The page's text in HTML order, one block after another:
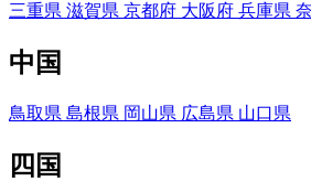
三重県 滋賀県 京都府 大阪府 兵庫県
中国
鳥取県 島根県 岡山県 広島県 山口県
四国